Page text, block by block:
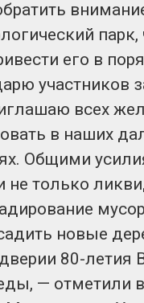
его в
участников
всех
в наших
Общими
не только
новые
80-летия
— отметили